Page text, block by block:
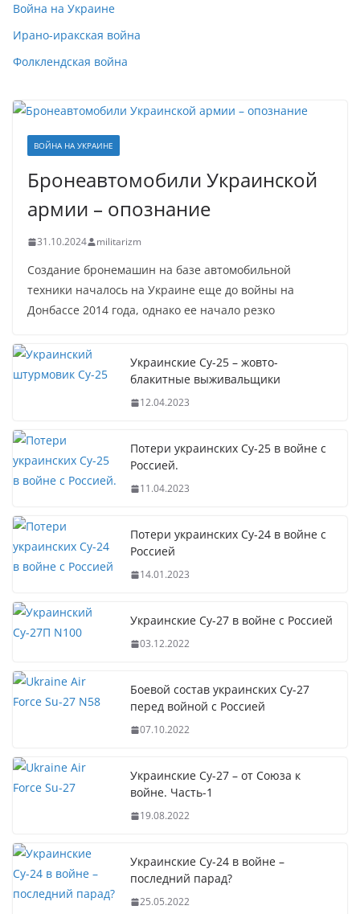
Война на Украине
Ирано-иракская война
Фолклендская война
ВОЙНА НА УКРАИНЕ
Бронеавтомобили Украинской
армии – опознание
31.10.2024 militarizm
Создание бронемашин на базе автомобильной
техники началось на Украине еще до войны на
Донбассе 2014 года, однако ее начало резко
Украинские Су-25 – жовто-
блакитные выживальщики
12.04.2023
Потери украинских Су-25 в войне с
Россией.
11.04.2023
Потери украинских Су-24 в войне с
Россией
14.01.2023
Украинские Су-27 в войне с Россией
03.12.2022
Боевой состав украинских Су-27
перед войной с Россией
07.10.2022
Украинские Су-27 – от Союза к
войне. Часть-1
19.08.2022
Украинские Су-24 в войне –
последний парад?
25.05.2022